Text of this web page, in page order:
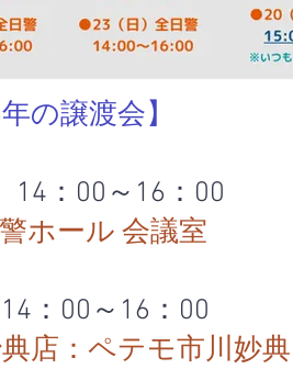
年の譲渡会】
14：00～16：00
ホール 会議室
14：00～16：00
店：ペテモ市川妙典